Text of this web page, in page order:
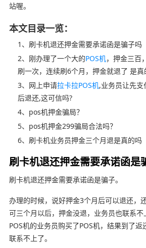
站喔。
本文目录一览：
1、刷卡机退还押金需要承诺函是骗子吗
2、刚办理了一个大的POS机，押金三百
刷一次，连续刷6个月，押金就退了 是真
3、网上申请拉卡拉POS机,业务员让先支
后退还,这可信吗?
4、pos机押金骗局？
5、pos机押金299骗局合法吗？
6、刷卡机业务员押金三个月退是真的吗
刷卡机退还押金需要承诺函是
刷卡机退还押金需要承诺函是骗子。
办理的时候，说好押金3个月后可以退还，
可三个月以后，押金没退，业务员也联系
POS机的业务员购买了POS机，结果到了
联系不上了。